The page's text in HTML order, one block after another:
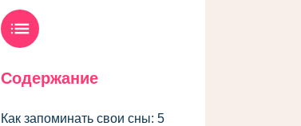
list
Содержание
Как запоминать свои сны: 5